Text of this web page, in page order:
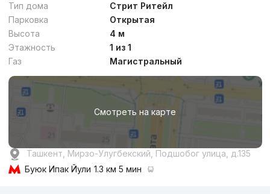
Тип дома
Стрит Ритейл
Парковка
Открытая
Высота
4 м
Этажность
1 из 1
Газ
Магистральный
Смотреть на карте
Ташкент, Мирзо-Улугбекский, Подшобог улица, д.135
Буюк Ипак Йули 1.3 км 5 мин